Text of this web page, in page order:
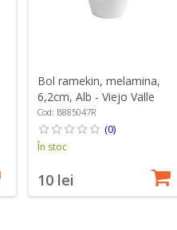
Bol ramekin, melamina,
6,2cm, Alb - Viejo Valle
Cod: B885047R
(0)
În stoc
10 lei